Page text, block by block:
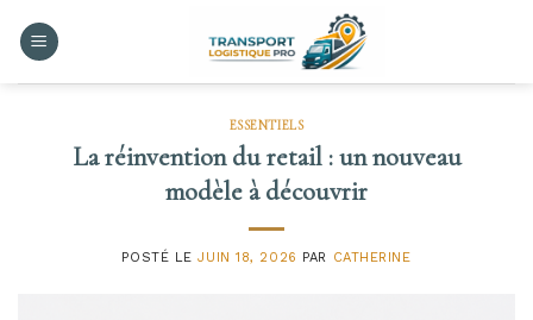
ESSENTIELS
La réinvention du retail : un nouveau
modèle à découvrir
POSTÉ LEJUIN 18, 2026 PAR CATHERINE